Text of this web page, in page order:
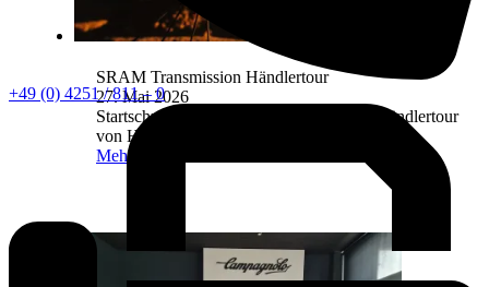
SRAM Transmission Händlertour
27. Mai 2026
Startschuss für die SRAM Transmission Händlertour
von HARTJE.
Mehr lesen
+49 (0) 4251 / 811 – 0